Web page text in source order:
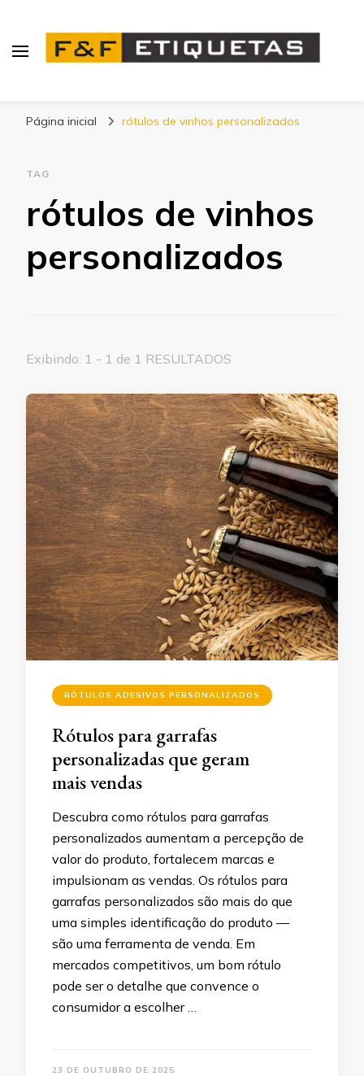
Página inicial rótulos de vinhos personalizados
TAG
rótulos de vinhos
personalizados
Exibindo: 1 - 1 de 1 RESULTADOS
RÓTULOS ADESIVOS PERSONALIZADOS
Rótulos para garrafas
personalizadas que geram
mais vendas
Descubra como rótulos para garrafas
personalizados aumentam a percepção de
valor do produto, fortalecem marcas e
impulsionam as vendas. Os rótulos para
garrafas personalizados são mais do que
uma simples identificação do produto —
são uma ferramenta de venda. Em
mercados competitivos, um bom rótulo
pode ser o detalhe que convence o
consumidor a escolher …
23 DE OUTUBRO DE 2025